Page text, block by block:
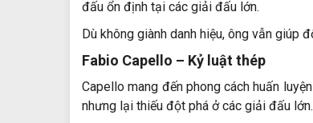
đấu ổn định tại các giải đấu lớn.
Dù không giành danh hiệu, ông vẫn giúp
Fabio Capello – Kỷ luật thép
Capello mang đến phong cách huấn
nhưng lại thiếu đột phá ở các giải đấu lớn.